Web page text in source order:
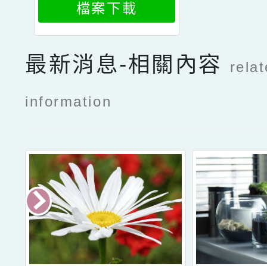
檔案下載
最新消息-相關內容
information